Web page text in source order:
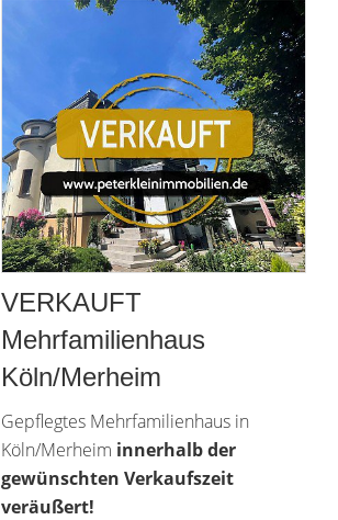
VERKAUFT
Mehrfamilienhaus
Köln/Merheim
Gepflegtes Mehrfamilienhaus in
Köln/Merheim innerhalb der
gewünschten Verkaufszeit
veräußert!